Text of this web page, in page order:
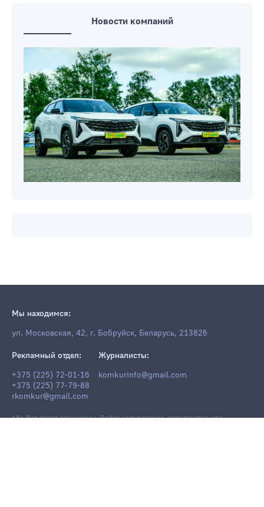
Новости компаний
Мы находимся:
ул. Московская, 42, г. Бобруйск, Беларусь, 213826
Рекламный отдел:
+375 (225) 72-01-16
+375 (225) 77-79-88
rkomkur@gmail.com
Журналисты:
komkurinfo@gmail.com
18+ Все права защищены. Любое копирование, перепечатка или